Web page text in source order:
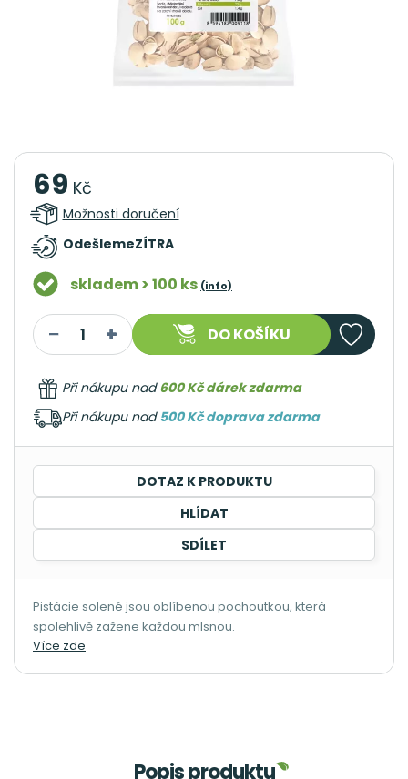
69 Kč
Možnosti doručení
OdešlemeZÍTRA
skladem > 100 ks (info)
DO KOŠÍKU
Při nákupu nad600 Kč dárek zdarma
Při nákupu nad 500 Kč doprava zdarma
DOTAZ K PRODUKTU
HLÍDAT
SDÍLET
Pistácie solené jsou oblíbenou pochoutkou, která
spolehlivě zažene každou mlsnou.
Více zde
Popis produktu